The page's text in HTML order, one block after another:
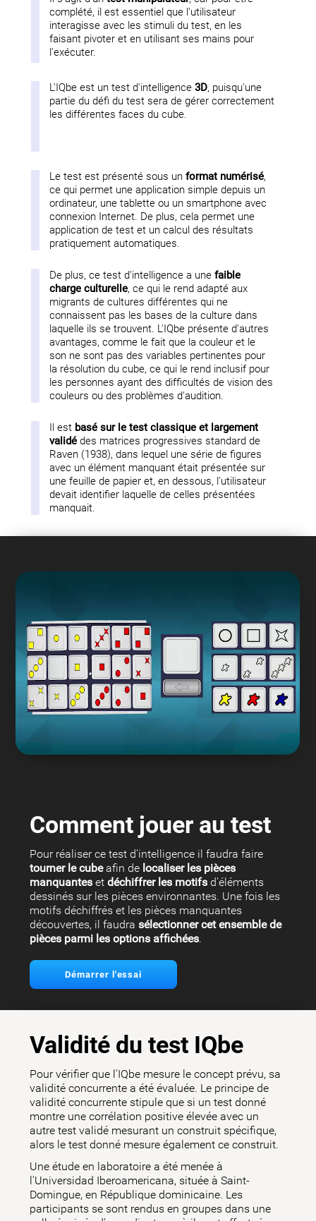
complété, il est essentiel que l'utilisateur
interagisse avec les stimuli du test, en les
faisant pivoter et en utilisant ses mains pour
l'exécuter.
L'IQbe est un test d'intelligence3D, puisqu'une
partie du défi du test sera de gérer correctement
les différentes faces du cube.
Le test est présenté sous unformat numérisé,
ce qui permet une application simple depuis un
ordinateur, une tablette ou un smartphone avec
connexion Internet. De plus, cela permet une
application de test et un calcul des résultats
pratiquement automatiques.
De plus, ce test d'intelligence a unefaible
charge culturelle, ce qui le rend adapté aux
migrants de cultures différentes qui ne
connaissent pas les bases de la culture dans
laquelle ils se trouvent. L'IQbe présente d'autres
avantages, comme le fait que la couleur et le
son ne sont pas des variables pertinentes pour
la résolution du cube, ce qui le rend inclusif pour
les personnes ayant des difficultés de vision des
couleurs ou des problèmes d'audition.
Il est basé sur le test classique et largement
validé des matrices progressives standard de
Raven (1938), dans lequel une série de figures
avec un élément manquant était présentée sur
une feuille de papier et, en dessous, l'utilisateur
devait identifier laquelle de celles présentées
manquait.
Comment jouer au test
Pour réaliser ce test d'intelligence il faudra faire
tourner le cubeafin de localiser les pièces
manquantes etdéchiffrer les motifs d'éléments
dessinés sur les pièces environnantes. Une fois les
motifs déchiffrés et les pièces manquantes
découvertes, il faudrasélectionner cet ensemble de
pièces parmi les options affichées.
Démarrer l'essai
Validité du test IQbe
Pour vérifier que l'IQbe mesure le concept prévu, sa
validité concurrente a été évaluée. Le principe de
validité concurrente stipule que si un test donné
montre une corrélation positive élevée avec un
autre test validé mesurant un construit spécifique,
alors le test donné mesure également ce construit.
Une étude en laboratoire a été menée à
l'Universidad Iberoamericana, située à Saint-
Domingue, en République dominicaine. Les
participants se sont rendus en groupes dans une